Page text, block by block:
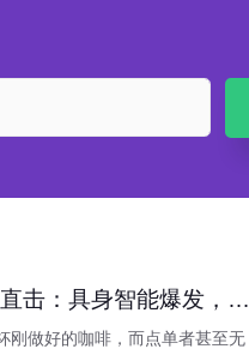
2025WAIC现场直击：具身智能爆发，AI从工具迈向“共生伙伴”
刚做好的咖啡，而点单者甚至无